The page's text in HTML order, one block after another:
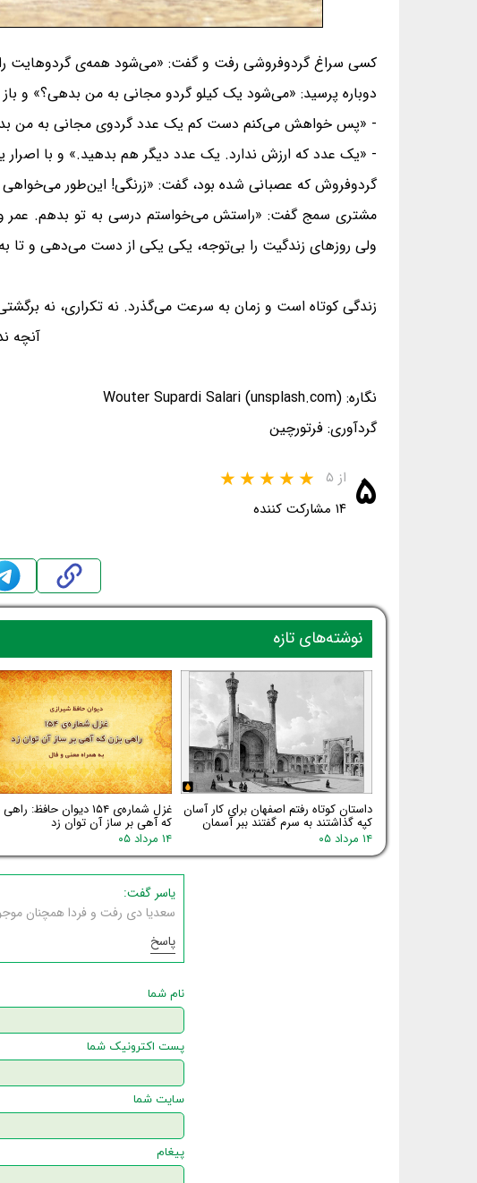
کسی سراغ گردوفروشی رفت و گفت: «می‌شود همه‌ی گردوهایت را
دوباره پرسید: «می‌شود یک کیلو گردو مجانی به من بدهی؟» و
- «پس خواهش می‌کنم دست کم یک عدد گردوی مجانی به من
- «یک عدد که ارزش ندارد. یک عدد دیگر هم بدهید.» و با
گردوفروش که عصبانی شده بود، گفت: «زرنگی! این‌طور
مشتری سمج گفت: «راستش می‌خواستم درسی به تو بدهم. عمر و
ولی روزهای زندگیت را بی‌توجه، یکی یکی از دست می‌دهی و
زندگی کوتاه است و زمان به سرعت می‌گذرد. نه تکراری، نه
آنچه
نگاره: Wouter Supardi Salari (unsplash.com)
گردآوری: فرتورچین
۵ از ۵
۱۴ مشارکت کننده
داستان کوتاه رفتم اصفهان برای کار آسان
کپه گذاشتند به سرم گفتند ببر آسمان
۱۴ مرداد ۰۵
غزل شماره‌ی ۱۵۴ دیوان حافظ:
که آهی بر ساز آن توان زد
۱۴ مرداد ۰۵
نوشته‌های تازه
یاسر گفت:
سعدیا دی رفت و فردا همچنان
پاسخ
نام شما
پست اکترونیک شما
سایت شما
پیغام